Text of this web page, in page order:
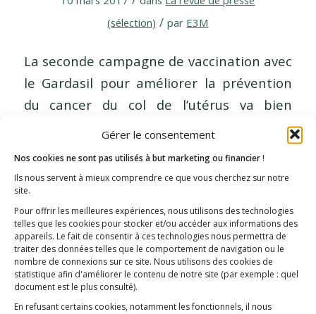
Gérer le consentement
Nos cookies ne sont pas utilisés à but marketing ou financier !
Ils nous servent à mieux comprendre ce que vous cherchez sur notre
site.
Pour offrir les meilleures expériences, nous utilisons des technologies
telles que les cookies pour stocker et/ou accéder aux informations des
appareils. Le fait de consentir à ces technologies nous permettra de
traiter des données telles que le comportement de navigation ou le
nombre de connexions sur ce site. Nous utilisons des cookies de
statistique afin d'améliorer le contenu de notre site (par exemple : quel
document est le plus consulté).
En refusant certains cookies, notamment les fonctionnels, il nous
(sélection) / par E3M
La seconde campagne de vaccination avec
le Gardasil pour améliorer la prévention
du cancer du col de l’utérus va bien
bientôt démarrer dans les collèges
calédonien. L’association Terre de Santé a
réalisé un bilan hors…